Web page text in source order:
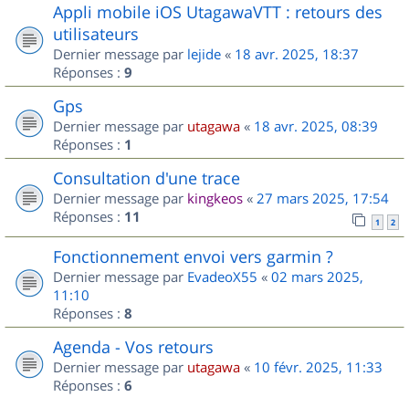
Appli mobile iOS UtagawaVTT : retours des
utilisateurs
Dernier message par lejide « 18 avr. 2025, 18:37
Réponses : 9
Gps
Dernier message par utagawa « 18 avr. 2025, 08:39
Réponses : 1
Consultation d'une trace
Dernier message par kingkeos « 27 mars 2025, 17:54
Réponses : 11 1 2
Fonctionnement envoi vers garmin ?
Dernier message par EvadeoX55 « 02 mars 2025,
11:10
Réponses : 8
Agenda - Vos retours
Dernier message par utagawa « 10 févr. 2025, 11:33
Réponses : 6